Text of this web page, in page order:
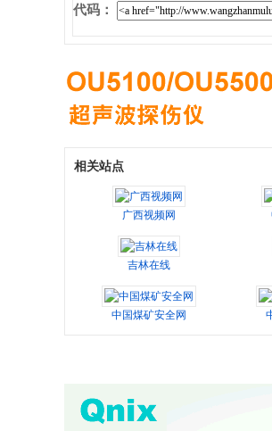
代码 ：
相关站点
广西视频网
吉林在线
中国煤矿安全网